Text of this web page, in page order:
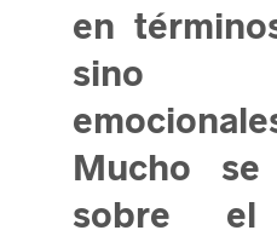
en
sino
Mucho
sobre el